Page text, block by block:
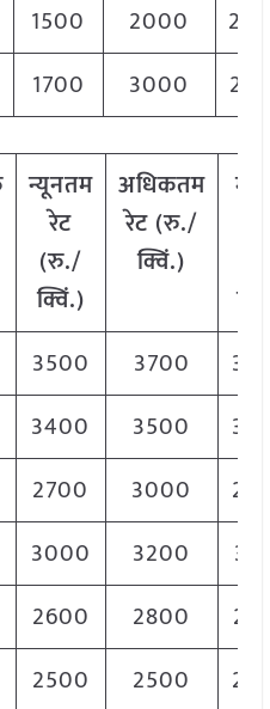
1500 2000
1700 3000
न्यूनतम
रेट
(रु./
क्विं.)
अधिकतम
रेट (रु./
क्विं.)
3500 3700
3400 3500
2700 3000
3000 3200
2600 2800
2500 2500